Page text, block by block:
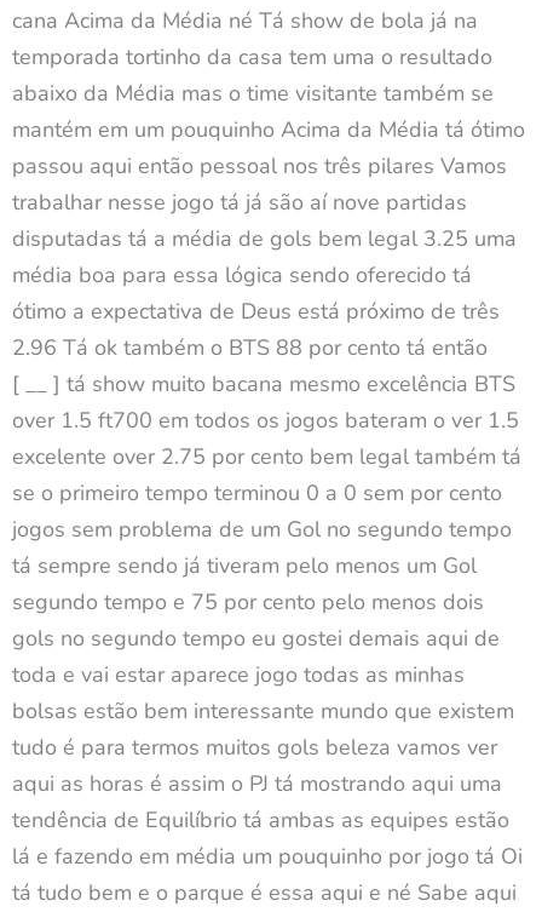
cana Acima da Média né Tá show de bola já na
temporada tortinho da casa tem uma o resultado
abaixo da Média mas o time visitante também se
mantém em um pouquinho Acima da Média tá ótimo
passou aqui então pessoal nos três pilares Vamos
trabalhar nesse jogo tá já são aí nove partidas
disputadas tá a média de gols bem legal 3.25 uma
média boa para essa lógica sendo oferecido tá
ótimo a expectativa de Deus está próximo de três
2.96 Tá ok também o BTS 88 por cento tá então
[ __ ] tá show muito bacana mesmo excelência BTS
over 1.5 ft700 em todos os jogos bateram o ver 1.5
excelente over 2.75 por cento bem legal também tá
se o primeiro tempo terminou 0 a 0 sem por cento
jogos sem problema de um Gol no segundo tempo
tá sempre sendo já tiveram pelo menos um Gol
segundo tempo e 75 por cento pelo menos dois
gols no segundo tempo eu gostei demais aqui de
toda e vai estar aparece jogo todas as minhas
bolsas estão bem interessante mundo que existem
tudo é para termos muitos gols beleza vamos ver
aqui as horas é assim o PJ tá mostrando aqui uma
tendência de Equilíbrio tá ambas as equipes estão
lá e fazendo em média um pouquinho por jogo tá Oi
tá tudo bem e o parque é essa aqui e né Sabe aqui